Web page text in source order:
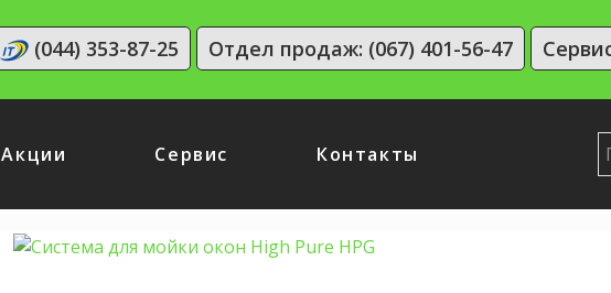
(044) 353-87-25 Отдел продаж: (067) 401-56-47
Акции Сервис Контакты